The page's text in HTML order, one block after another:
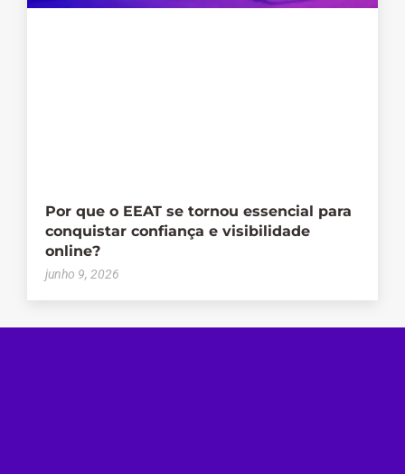
Por que o EEAT se tornou essencial para
conquistar confiança e visibilidade
online?
junho 9, 2026